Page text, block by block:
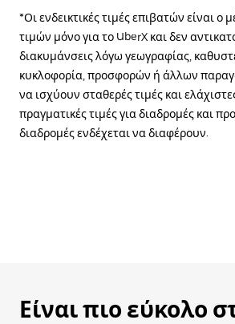
*Οι ενδεικτικές τιμές επιβατών είναι ο
τιμών μόνο για το UberX και δεν
διακυμάνσεις λόγω γεωγραφίας,
κυκλοφορία, προσφορών ή άλλων
να ισχύουν σταθερές τιμές και
πραγματικές τιμές για διαδρομές και
διαδρομές ενδέχεται να διαφέρουν.
Είναι πιο εύκολο